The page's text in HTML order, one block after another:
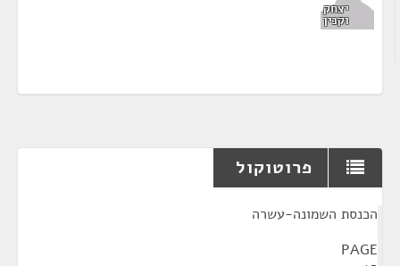
יצחק
וקנין
פרוטוקול
הכנסת השמונה-עשרה
PAGE